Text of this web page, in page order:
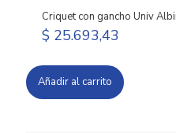
Criquet con gancho Univ
$ 25.693,43
Añadir al carrito